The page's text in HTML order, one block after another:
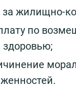
за жилищно-
по
здоровью;